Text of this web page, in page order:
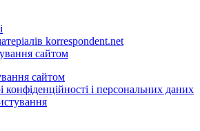
korrespondent.net
сайтом
сайтом
конфіденційності і персональних даних